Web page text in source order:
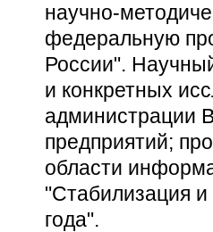
научно-
федеральную
России".
и конкретных
администрации
предприятий;
области
"Стабилизация
года".